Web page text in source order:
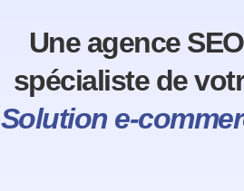
Une agence SEO
spécialiste de
Solution e-